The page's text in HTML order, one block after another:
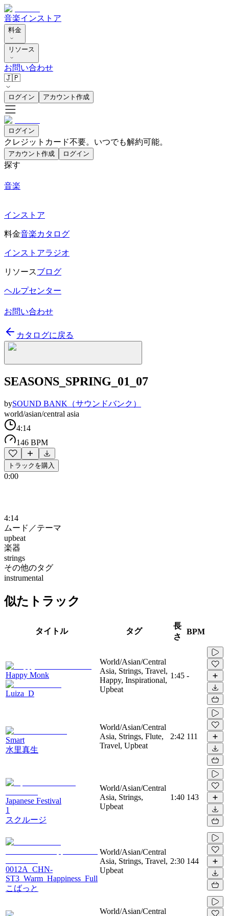
音楽インストア
料金
リソース
お問い合わせ
🇯🇵
ログイン アカウント作成
ログイン
クレジットカード不要。いつでも解約可能。
アカウント作成 ログイン
探す
音楽
インストア
料金音楽カタログ
インストアラジオ
リソースブログ
ヘルプセンター
お問い合わせ
カタログに戻る
SEASONS_SPRING_01_07
bySOUND BANK（サウンドバンク）
world/asian/central asia
4:14
146 BPM
トラックを購入
0:00
4:14
ムード／テーマ
upbeat
楽器
strings
その他のタグ
instrumental
似たトラック
タイトル タグ
長
さ
BPM
Happy Monk
Luiza_D
World/Asian/Central
Asia, Strings, Travel,
Happy, Inspirational,
Upbeat
1:45 -
Smart
水里真生
World/Asian/Central
Asia, Strings, Flute,
Travel, Upbeat
2:42 111
Japanese Festival
1
スクルージ
World/Asian/Central
Asia, Strings,
Upbeat
1:40 143
0012A_CHN-
ST3_Warm_Happiness_Full
こばっと
World/Asian/Central
Asia, Strings, Travel,
Upbeat
2:30 144
World/Asian/Central